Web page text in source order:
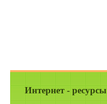
Интернет - ресурсы